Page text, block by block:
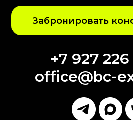
Забронировать
+7 927 226
office@bc-